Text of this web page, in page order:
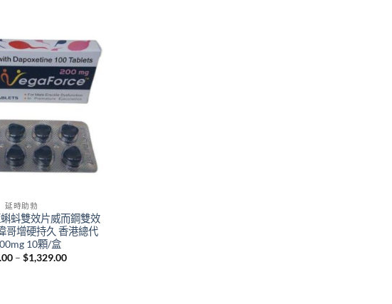
延時助勃
蚪雙效片威而鋼雙效
哥增硬持久 香港總代
10顆/盒
– $1,329.00Price